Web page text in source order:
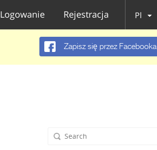
Logowanie Rejestracja Pl
Zapisz się przez Facebooka